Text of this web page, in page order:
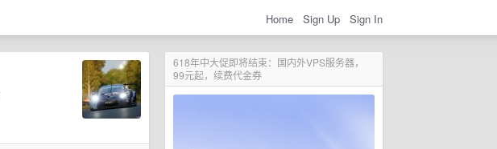
Home Sign Up Sign In
618年中大促即将结束：国内外VPS服务器，
99元起，续费代金券